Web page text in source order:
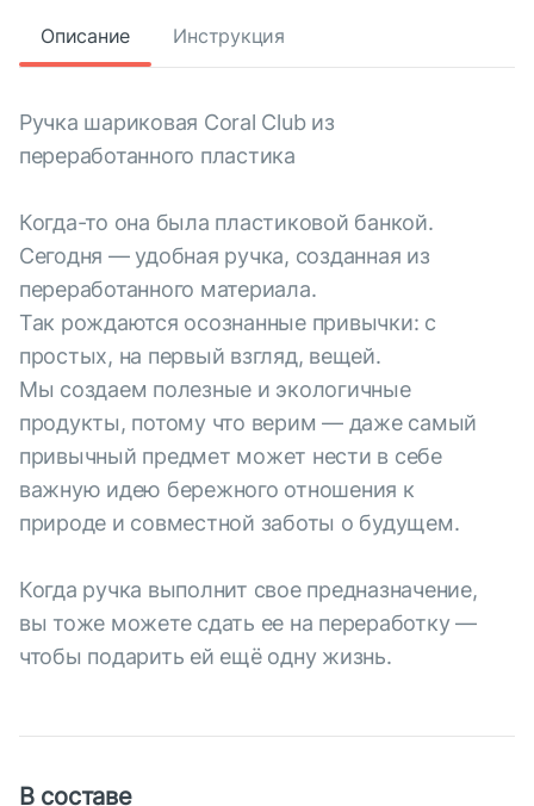
Описание Инструкция
Ручка шариковая Coral Club из
переработанного пластика
Когда-то она была пластиковой банкой.
Сегодня — удобная ручка, созданная из
переработанного материала.
Так рождаются осознанные привычки: с
простых, на первый взгляд, вещей.
Мы создаем полезные и экологичные
продукты, потому что верим — даже самый
привычный предмет может нести в себе
важную идею бережного отношения к
природе и совместной заботы о будущем.
Когда ручка выполнит свое предназначение,
вы тоже можете сдать ее на переработку —
чтобы подарить ей ещё одну жизнь.
В составе